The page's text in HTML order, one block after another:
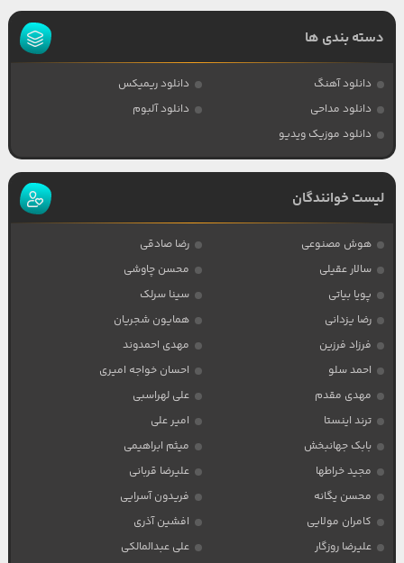
دسته بندی ها
دانلود آهنگ
دانلود ریمیکس
دانلود مداحی
دانلود آلبوم
دانلود موزیک ویدیو
لیست خوانندگان
هوش مصنوعی
رضا صادقی
سالار عقیلی
محسن چاوشی
پویا بیاتی
سینا سرلک
رضا یزدانی
همایون شجریان
فرزاد فرزین
مهدی احمدوند
احمد سلو
احسان خواجه امیری
مهدی مقدم
علی لهراسبی
ترند اینستا
امیر علی
بابک جهانبخش
میثم ابراهیمی
مجید خراطها
علیرضا قربانی
محسن یگانه
فریدون آسرایی
کامران مولایی
افشین آذری
علیرضا روزگار
علی عبدالمالکی